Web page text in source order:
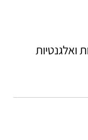
ואלגנטיות